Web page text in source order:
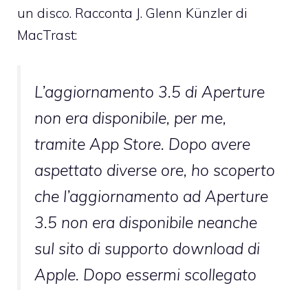
un disco. Racconta J. Glenn Künzler di
MacTrast:
L’aggiornamento 3.5 di Aperture
non era disponibile, per me,
tramite App Store. Dopo avere
aspettato diverse ore, ho scoperto
che l’aggiornamento ad Aperture
3.5 non era disponibile neanche
sul sito di supporto download di
Apple. Dopo essermi scollegato